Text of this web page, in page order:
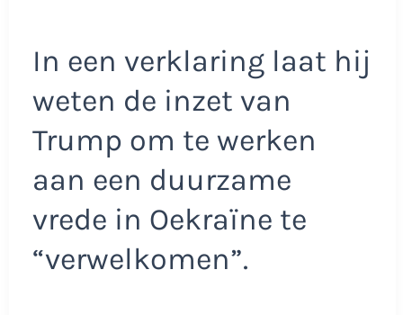
In een verklaring laat hij
weten de inzet van
Trump om te werken
aan een duurzame
vrede in Oekraïne te
“verwelkomen”.